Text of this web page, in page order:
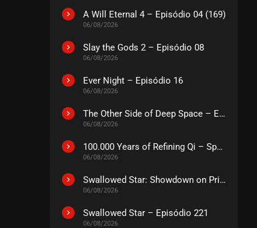
A Will Eternal 4 – Episódio 04 (169)
06/08/2026
Slay the Gods 2 – Episódio 08
06/08/2026
Ever Night – Episódio 16
06/08/2026
The Other Side of Deep Space – Episódio 14
06/08/2026
100.000 Years of Refining Qi – Special
06/08/2026
Swallowed Star: Showdown on Primeval Star – O Filme
06/08/2026
Swallowed Star – Episódio 221
06/08/2026